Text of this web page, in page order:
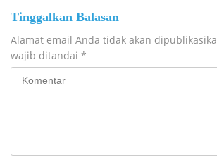
Tinggalkan Balasan
Alamat email Anda tidak akan
wajib ditandai *